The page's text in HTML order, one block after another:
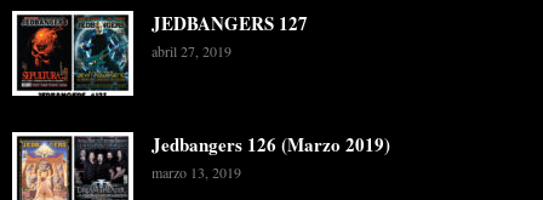
JEDBANGERS 127
abril 27, 2019
Jedbangers 126 (Marzo 2019)
marzo 13, 2019